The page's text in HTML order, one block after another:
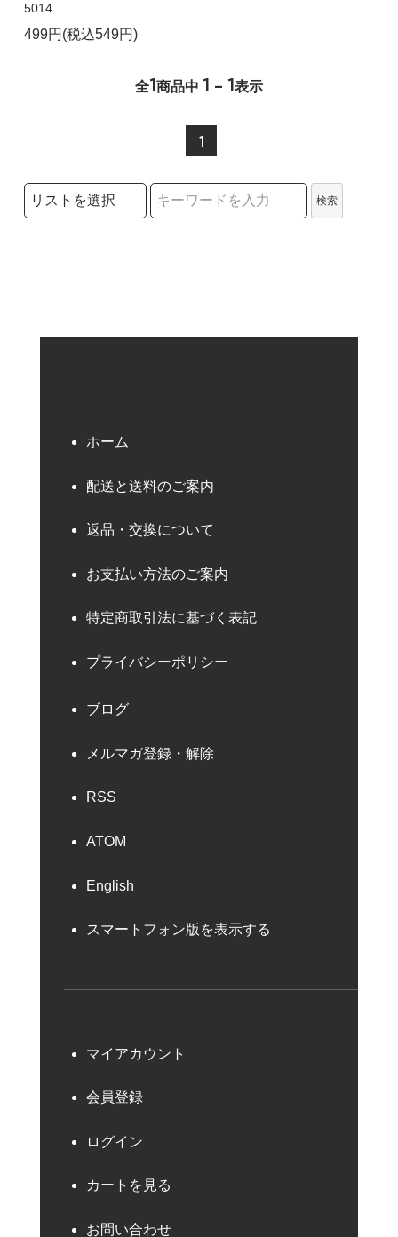
5014
499円(税込549円)
全1商品中 1 - 1表示
1
検索リストの選択
検索
ホーム
配送と送料のご案内
返品・交換について
お支払い方法のご案内
特定商取引法に基づく表記
プライバシーポリシー
ブログ
メルマガ登録・解除
RSS
ATOM
English
スマートフォン版を表示する
マイアカウント
会員登録
ログイン
カートを見る
お問い合わせ